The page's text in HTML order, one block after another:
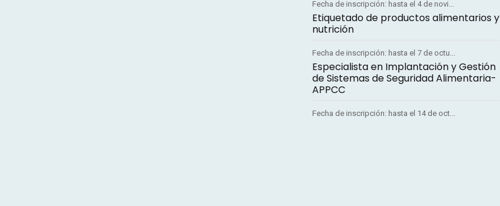
Fecha de inscripción: hasta el 4 de novi...
Etiquetado de productos alimentarios y
nutrición
Fecha de inscripción: hasta el 7 de octu...
Especialista en Implantación y Gestión
de Sistemas de Seguridad Alimentaria-
APPCC
Fecha de inscripción: hasta el 14 de oct...